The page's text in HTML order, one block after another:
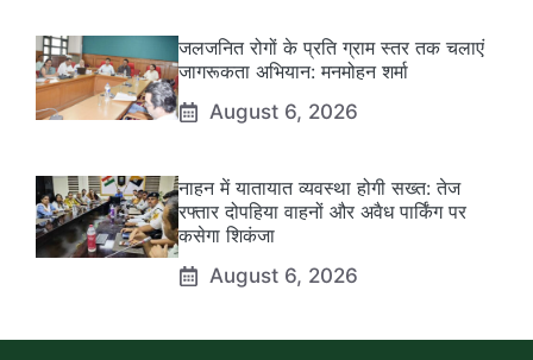
जलजनित रोगों के प्रति ग्राम स्तर तक चलाएं
जागरूकता अभियान: मनमोहन शर्मा
August 6, 2026
नाहन में यातायात व्यवस्था होगी सख्त: तेज
रफ्तार दोपहिया वाहनों और अवैध पार्किंग पर
कसेगा शिकंजा
August 6, 2026